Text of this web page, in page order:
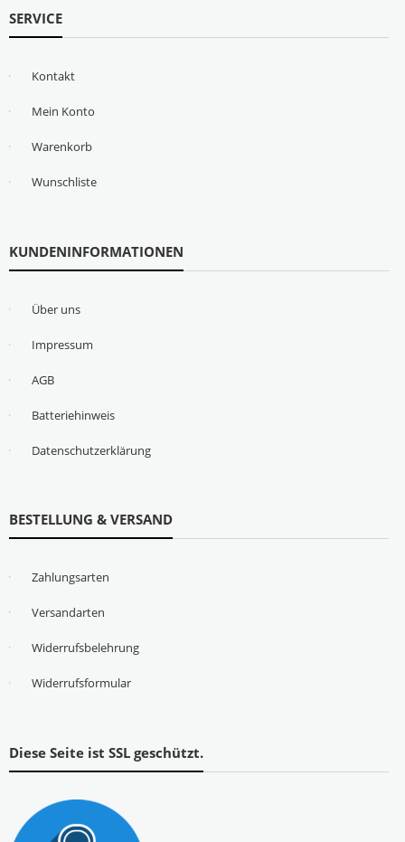
SERVICE
Kontakt
Mein Konto
Warenkorb
Wunschliste
KUNDENINFORMATIONEN
Über uns
Impressum
AGB
Batteriehinweis
Datenschutzerklärung
BESTELLUNG & VERSAND
Zahlungsarten
Versandarten
Widerrufsbelehrung
Widerrufsformular
Diese Seite ist SSL geschützt.